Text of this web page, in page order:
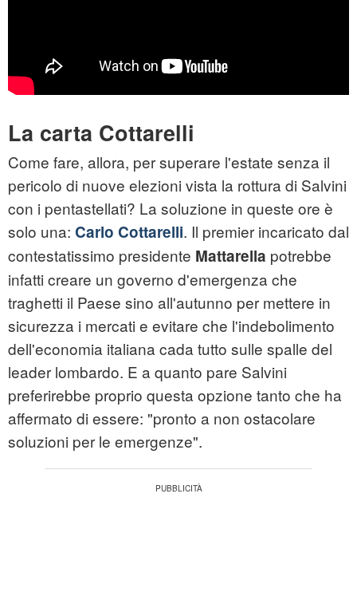
La carta Cottarelli
Come fare, allora, per superare l'estate senza il
pericolo di nuove elezioni vista la rottura di Salvini
con i pentastellati? La soluzione in queste ore è
solo una: Carlo Cottarelli. Il premier incaricato dal
contestatissimo presidente Mattarella potrebbe
infatti creare un governo d'emergenza che
traghetti il Paese sino all'autunno per mettere in
sicurezza i mercati e evitare che l'indebolimento
dell'economia italiana cada tutto sulle spalle del
leader lombardo. E a quanto pare Salvini
preferirebbe proprio questa opzione tanto che ha
affermato di essere: "pronto a non ostacolare
soluzioni per le emergenze".